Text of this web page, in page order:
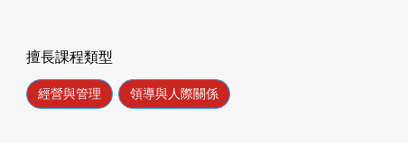
擅長課程類型
經營與管理 領導與人際關係